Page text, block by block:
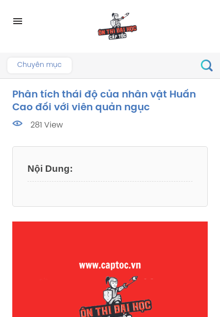
menu
Chuyên mục
Phân tích thái độ của nhân vật Huấn
Cao đối với viên quản ngục
281 View